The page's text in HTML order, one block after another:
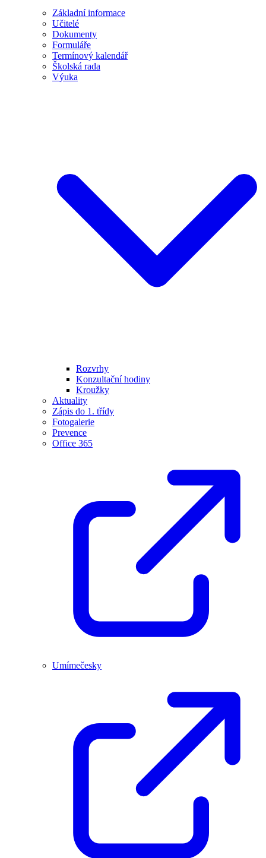
Základní informace
Učitelé
Dokumenty
Formuláře
Termínový kalendář
Školská rada
Výuka
Rozvrhy
Konzultační hodiny
Kroužky
Aktuality
Zápis do 1. třídy
Fotogalerie
Prevence
Office 365
Umímečesky